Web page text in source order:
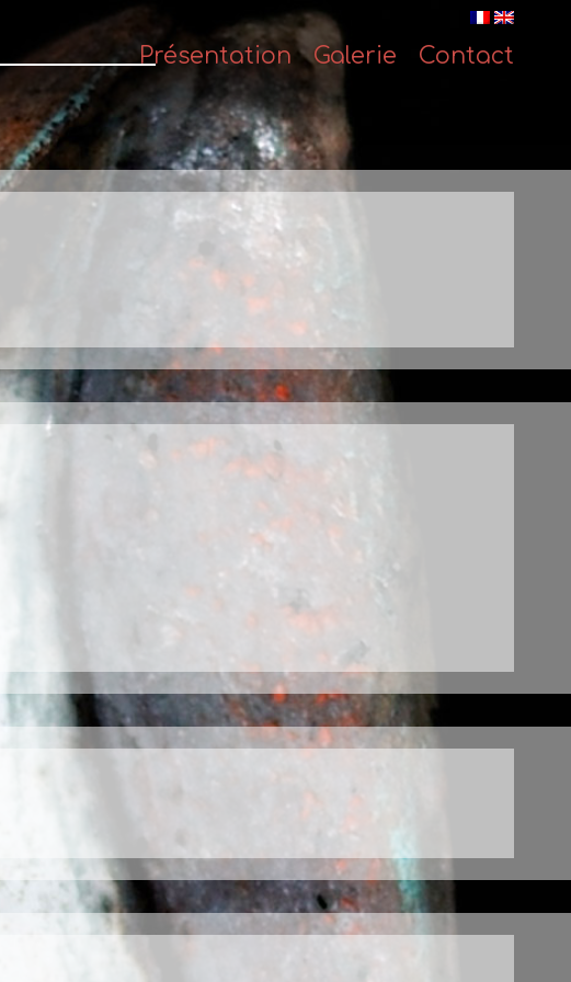
Passer
contenu
Présentation Galerie Contact